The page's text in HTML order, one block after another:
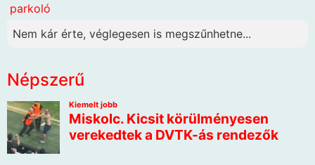
parkoló
Nem kár érte, véglegesen is megszűnhetne...
Népszerű